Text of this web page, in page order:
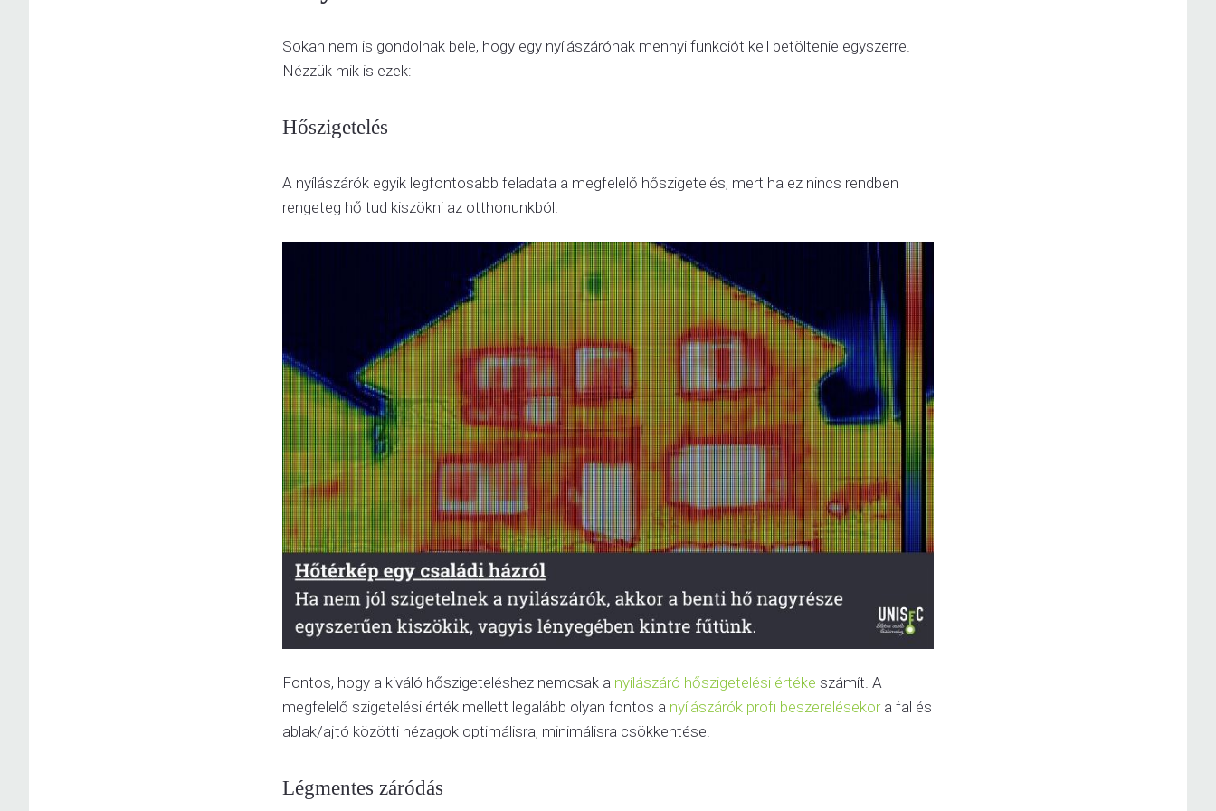
Sokan nem is gondolnak bele, hogy egy nyílászárónak mennyi funkciót kell betöltenie egyszerre.
Nézzük mik is ezek:
Hőszigetelés
A nyílászárók egyik legfontosabb feladata a megfelelő hőszigetelés, mert ha ez nincs rendben
rengeteg hő tud kiszökni az otthonunkból.
Fontos, hogy a kiváló hőszigeteléshez nemcsak a nyílászáró hőszigetelési értéke számít. A
megfelelő szigetelési érték mellett legalább olyan fontos a nyílászárók profi beszerelésekora fal és
ablak/ajtó közötti hézagok optimálisra, minimálisra csökkentése.
Légmentes záródás